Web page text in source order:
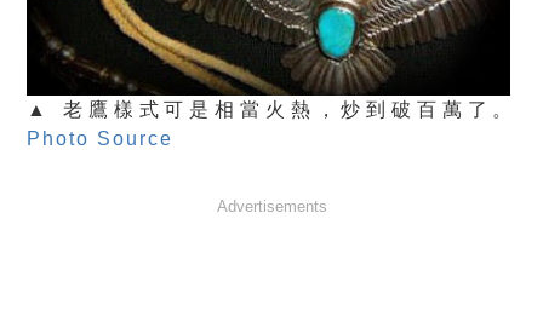
▲ 老鷹樣式可是相當火熱，炒到破百萬了。
Photo Source
Advertisements